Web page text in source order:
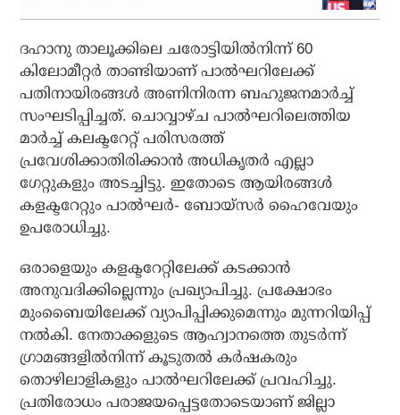
ദഹാനു താലൂക്കിലെ ചരോട്ടിയില്‍നിന്ന് 60
കിലോമീറ്റര്‍ താണ്ടിയാണ് പാല്‍ഘറിലേക്ക്
പതിനായിരങ്ങള്‍ അണിനിരന്ന ബഹുജനമാര്‍ച്ച്
സംഘടിപ്പിച്ചത്. ചൊവ്വാഴ്ച പാല്‍ഘറിലെത്തിയ
മാര്‍ച്ച് കലക്ടറേറ്റ് പരിസരത്ത്
പ്രവേശിക്കാതിരിക്കാന്‍ അധികൃതര്‍ എല്ലാ
ഗേറ്റുകളും അടച്ചിട്ടു. ഇതോടെ ആയിരങ്ങള്‍
കളക്ടറേറ്റും പാല്‍ഘര്‍- ബോയ്സര്‍ ഹൈവേയും
ഉപരോധിച്ചു.
ഒരാളെയും കളക്ടറേറ്റിലേക്ക് കടക്കാന്‍
അനുവദിക്കില്ലെന്നും പ്രഖ്യാപിച്ചു. പ്രക്ഷോഭം
മുംബൈയിലേക്ക് വ്യാപിപ്പിക്കുമെന്നും മുന്നറിയിപ്പ്
നല്‍കി. നേതാക്കളുടെ ആഹ്വാനത്തെ തുടര്‍ന്ന്
ഗ്രാമങ്ങളില്‍നിന്ന് കൂടുതല്‍ കര്‍ഷകരും
തൊഴിലാളികളും പാല്‍ഘറിലേക്ക് പ്രവഹിച്ചു.
പ്രതിരോധം പരാജയപ്പെട്ടതോടെയാണ് ജില്ലാ